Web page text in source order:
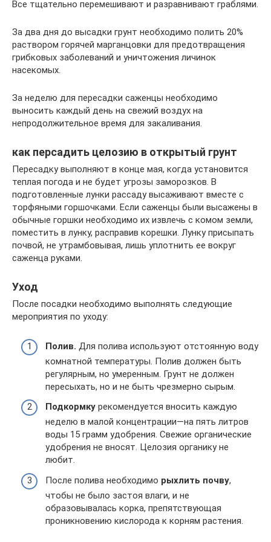
Все тщательно перемешивают и разравнивают граблями.
За два дня до высадки грунт необходимо полить 20%
раствором горячей марганцовки для предотвращения
грибковых заболеваний и уничтожения личинок
насекомых.
За неделю для пересадки саженцы необходимо
выносить каждый день на свежий воздух на
непродолжительное время для закаливания.
как персадить целозию в открытый грунт
Пересадку выполняют в конце мая, когда установится
теплая погода и не будет угрозы заморозков. В
подготовленные лунки рассаду высаживают вместе с
торфяными горшочками. Если саженцы были высажены в
обычные горшки необходимо их извлечь с комом земли,
поместить в лунку, расправив корешки. Лунку присыпать
почвой, не утрамбовывая, лишь уплотнить ее вокруг
саженца руками.
Уход
После посадки необходимо выполнять следующие
мероприятия по уходу:
Полив. Для полива используют отстоянную воду
комнатной температуры. Полив должен быть
регулярным, но умеренным. Грунт не должен
пересыхать, но и не быть чрезмерно сырым.
Подкормку рекомендуется вносить каждую
неделю в малой концентрации—на пять литров
воды 15 грамм удобрения. Свежие органические
удобрения не вносят. Целозия органику не
любит.
После полива необходимо рыхлить почву,
чтобы не было застоя влаги, и не
образовывалась корка, препятствующая
проникновению кислорода к корням растения.